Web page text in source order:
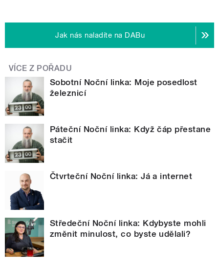
Jak nás naladíte na DABu
VÍCE Z POŘADU
Sobotní Noční linka: Moje posedlost
železnicí
Páteční Noční linka: Když čáp přestane
stačit
Čtvrteční Noční linka: Já a internet
Středeční Noční linka: Kdybyste mohli
změnit minulost, co byste udělali?